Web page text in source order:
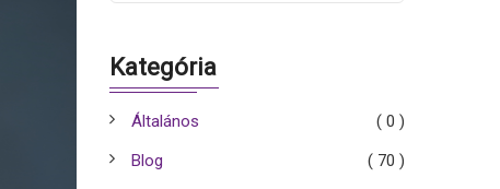
Kategória
Általános
( 0 )
Blog
( 70 )